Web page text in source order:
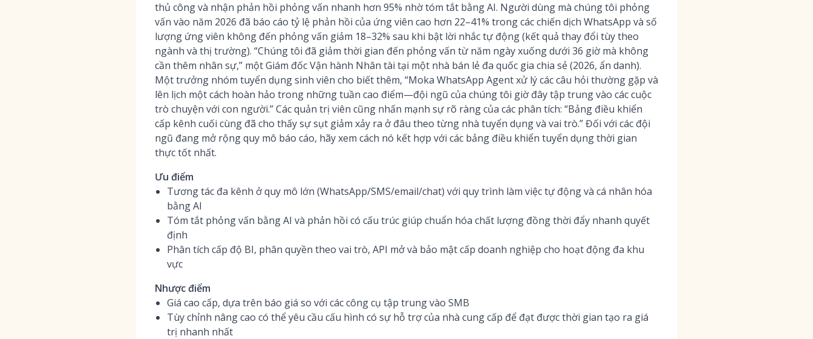
thủ công và nhận phản hồi phỏng vấn nhanh hơn 95% nhờ tóm tắt bằng AI. Người dùng mà chúng tôi phỏng
vấn vào năm 2026 đã báo cáo tỷ lệ phản hồi của ứng viên cao hơn 22–41% trong các chiến dịch WhatsApp và số
lượng ứng viên không đến phỏng vấn giảm 18–32% sau khi bật lời nhắc tự động (kết quả thay đổi tùy theo
ngành và thị trường). “Chúng tôi đã giảm thời gian đến phỏng vấn từ năm ngày xuống dưới 36 giờ mà không
cần thêm nhân sự,” một Giám đốc Vận hành Nhân tài tại một nhà bán lẻ đa quốc gia chia sẻ (2026, ẩn danh).
Một trưởng nhóm tuyển dụng sinh viên cho biết thêm, “Moka WhatsApp Agent xử lý các câu hỏi thường gặp và
lên lịch một cách hoàn hảo trong những tuần cao điểm—đội ngũ của chúng tôi giờ đây tập trung vào các cuộc
trò chuyện với con người.” Các quản trị viên cũng nhấn mạnh sự rõ ràng của các phân tích: “Bảng điều khiển
cấp kênh cuối cùng đã cho thấy sự sụt giảm xảy ra ở đâu theo từng nhà tuyển dụng và vai trò.” Đối với các đội
ngũ đang mở rộng quy mô báo cáo, hãy xem cách nó kết hợp với các bảng điều khiển tuyển dụng thời gian
thực tốt nhất.
Ưu điểm
Tương tác đa kênh ở quy mô lớn (WhatsApp/SMS/email/chat) với quy trình làm việc tự động và cá nhân hóa
bằng AI
Tóm tắt phỏng vấn bằng AI và phản hồi có cấu trúc giúp chuẩn hóa chất lượng đồng thời đẩy nhanh quyết
định
Phân tích cấp độ BI, phân quyền theo vai trò, API mở và bảo mật cấp doanh nghiệp cho hoạt động đa khu
vực
Nhược điểm
Giá cao cấp, dựa trên báo giá so với các công cụ tập trung vào SMB
Tùy chỉnh nâng cao có thể yêu cầu cấu hình có sự hỗ trợ của nhà cung cấp để đạt được thời gian tạo ra giá
trị nhanh nhất